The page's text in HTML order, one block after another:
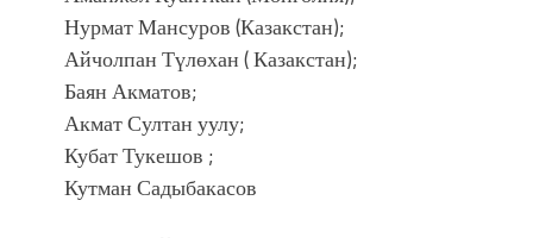
Нурмат Мансуров (Казакстан);
Айчолпан Түлөхан ( Казакстан);
Баян Акматов;
Акмат Султан уулу;
Кубат Тукешов ;
Кутман Садыбакасов